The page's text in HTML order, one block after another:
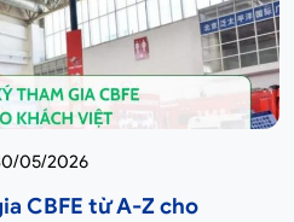
05/2026
CBFE từ A-Z cho